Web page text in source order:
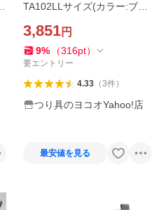
TA102LLサイズ(カラー:ブラ
3,851円
9% （316pt）
要エントリー
4.33（3件）
つり具のヨコオYahoo!店
最安値を見る